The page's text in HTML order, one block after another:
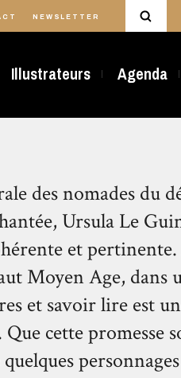
NEWSLETTER
Illustrateurs Agenda
des nomades du
Ursula Le
et
Moyen Age, dans
et savoir lire est
cette promesse